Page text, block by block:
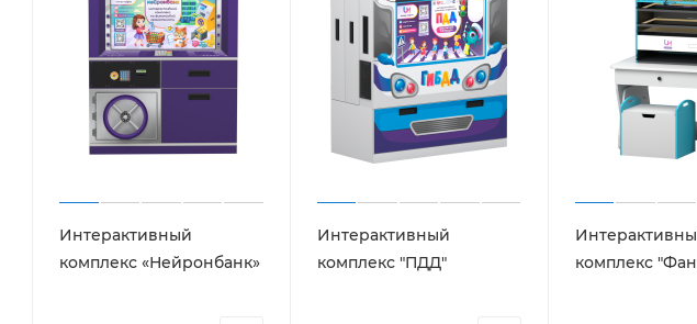
Интерактивный
комплекс «Нейронбанк»
Интерактивный
комплекс "ПДД"
комплекс